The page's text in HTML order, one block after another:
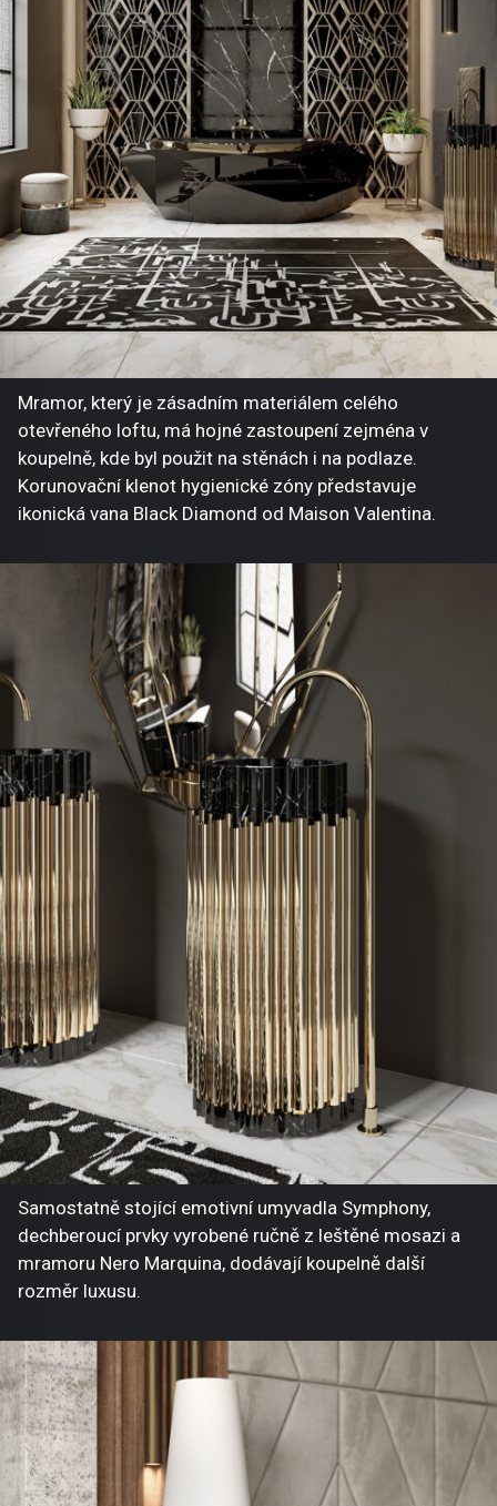
Mramor, který je zásadním materiálem celého
otevřeného loftu, má hojné zastoupení zejména v
koupelně, kde byl použit na stěnách i na podlaze.
Korunovační klenot hygienické zóny představuje
ikonická vana Black Diamond od Maison Valentina.
Samostatně stojící emotivní umyvadla Symphony,
dechberoucí prvky vyrobené ručně z leštěné mosazi a
mramoru Nero Marquina, dodávají koupelně další
rozměr luxusu.